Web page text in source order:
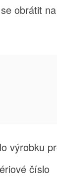
obrátit na
výrobku
číslo